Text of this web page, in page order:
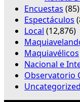
Encuestas (85)
Espectáculos
Local (12,876)
Maquiavélicos
Nacional e
Observatorio
Uncategorized